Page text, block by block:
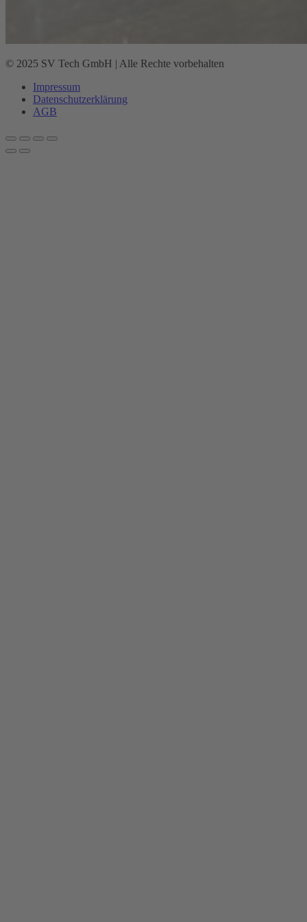
© 2025 SV Tech GmbH | Alle Rechte vorbehalten
Impressum
Datenschutz­erklärung
AGB